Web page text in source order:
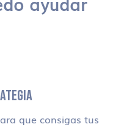
que consigas tus